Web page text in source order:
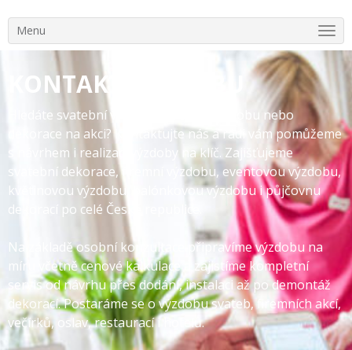
Menu
KONTAKT VÝZDOBU
Hledáte svatební výzdobu, firemní výzdobu nebo
dekorace na akci? Kontaktujte nás a rádi vám pomůžeme
s návrhem i realizací výzdoby na klíč. Zajišťujeme
svatební dekorace, firemní výzdobu, eventovou výzdobu,
květinovou výzdobu, balónkovou výzdobu i půjčovnu
dekorací po celé České republice.
Na základě osobní konzultace připravíme výzdobu na
míru včetně cenové kalkulace a zajistíme kompletní
servis od návrhu přes dodání, instalaci až po demontáž
dekorací. Postaráme se o výzdobu svateb, firemních akcí,
večírků, oslav, restaurací i hotelů.